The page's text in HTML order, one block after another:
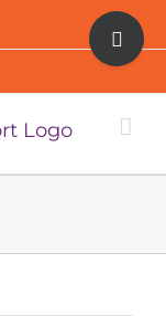
Toggle
Sliding
Area